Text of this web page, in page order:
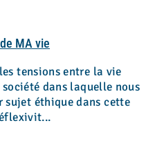
MA vie
tensions entre la vie
dans laquelle nous
sujet éthique dans cette